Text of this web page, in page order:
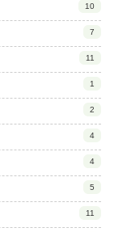
10
7
11
1
2
4
4
5
11